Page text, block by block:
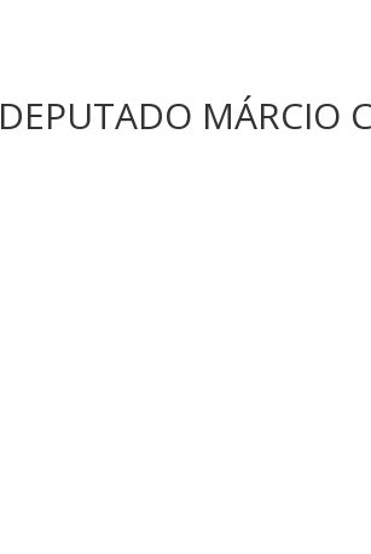
DEPUTADO MÁRCIO